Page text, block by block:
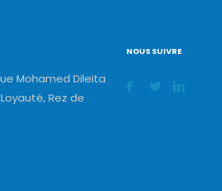
Mohamed Dileita
Rez de
NOUS SUIVRE